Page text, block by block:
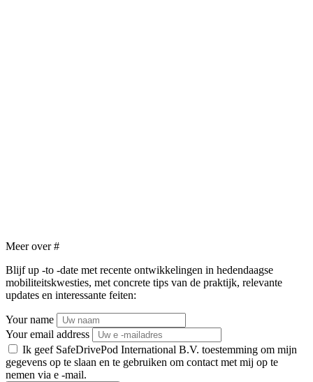
Meer over#
Blijf up -to -date met recente ontwikkelingen in hedendaagse
mobiliteitskwesties, met concrete tips van de praktijk, relevante
updates en interessante feiten:
Your name
Your email address
Ik geef SafeDrivePod International B.V. toestemming om mijn
gegevens op te slaan en te gebruiken om contact met mij op te
nemen via e -mail.